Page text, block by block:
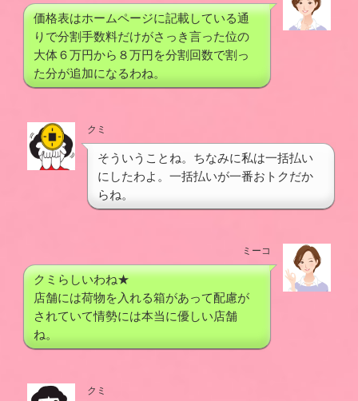
価格表はホームページに記載している通
りで分割手数料だけがさっき言った位の
大体６万円から８万円を分割回数で割っ
た分が追加になるわね。
クミ
そういうことね。ちなみに私は一括払い
にしたわよ。一括払いが一番おトクだか
らね。
ミーコ
クミらしいわね★
店舗には荷物を入れる箱があって配慮が
されていて情勢には本当に優しい店舗
ね。
クミ